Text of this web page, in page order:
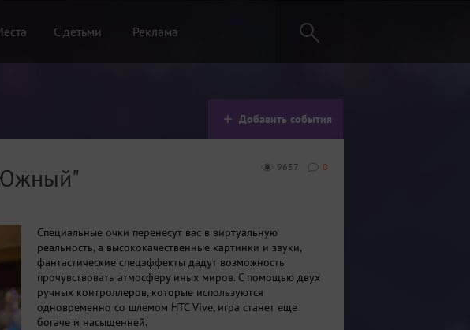
С детьми Реклама
Добавить события
0
9657
Специальные очки перенесут вас в виртуальную
реальность, а высококачественные картинки и звуки,
фантастические спецэффекты дадут возможность
прочувствовать атмосферу иных миров. С помощью двух
ручных контроллеров, которые используются
одновременно со шлемом HTC Vive, игра станет еще
богаче и насыщенней.